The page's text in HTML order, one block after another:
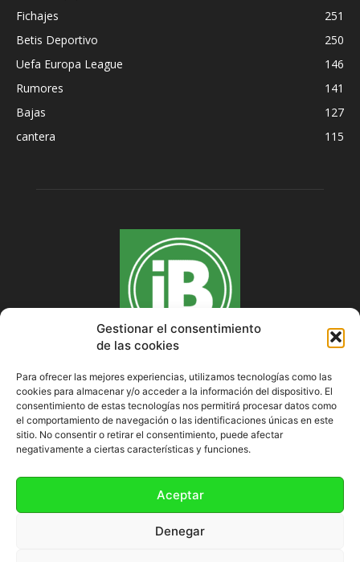
Gestionar el consentimiento
de las cookies
Para ofrecer las mejores experiencias, utilizamos tecnologías como las
cookies para almacenar y/o acceder a la información del dispositivo. El
consentimiento de estas tecnologías nos permitirá procesar datos como
el comportamiento de navegación o las identificaciones únicas en este
sitio. No consentir o retirar el consentimiento, puede afectar
negativamente a ciertas características y funciones.
Aceptar
Denegar
Fichajes
251
Betis Deportivo
250
Uefa Europa League
146
Rumores
141
Bajas
127
cantera
115
SOBRE NOSOTROS